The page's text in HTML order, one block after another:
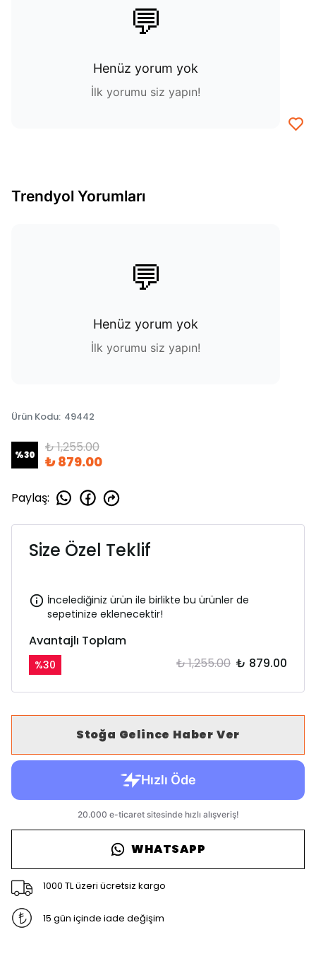
💬
Henüz yorum yok
İlk yorumu siz yapın!
Trendyol Yorumları
💬
Henüz yorum yok
İlk yorumu siz yapın!
Ürün Kodu: 49442
%30 ₺ 1,255.00
₺ 879.00
Paylaş:
Size Özel Teklif
İncelediğiniz ürün ile birlikte bu ürünler de
sepetinize eklenecektir!
Avantajlı Toplam
%30 ₺ 1,255.00 ₺ 879.00
Stoğa Gelince Haber Ver
WHATSAPP
1000 TL üzeri ücretsiz kargo
15 gün içinde iade değişim